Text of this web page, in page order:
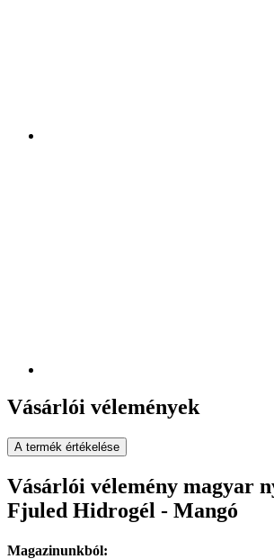
Vásárlói vélemények
A termék értékelése
Vásárlói vélemény magyar
Fjuled Hidrogél - Mangó
Magazinunkból: